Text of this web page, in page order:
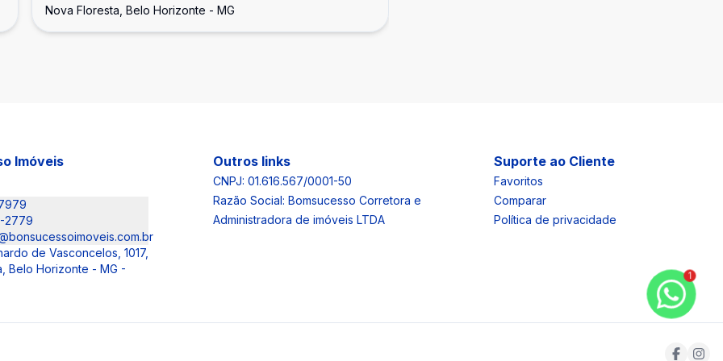
Nova Floresta, Belo Horizonte - MG
Imóveis
2779
de Vasconcelos, 1017,
Belo Horizonte - MG -
Outros links
CNPJ: 01.616.567/0001-50
Razão Social: Bomsucesso Corretora e
Administradora de imóveis LTDA
Suporte ao Cliente
Favoritos
Comparar
Política de privacidade
1